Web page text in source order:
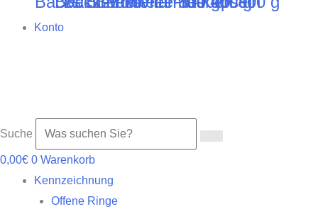
springenKonto
Suche
0,00€ 0 Warenkorb
Kennzeichnung
Offene Ringe